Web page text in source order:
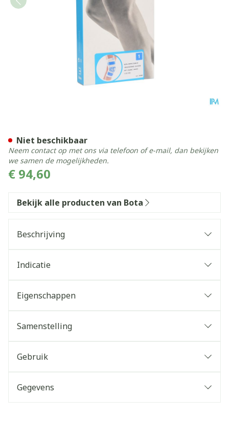
€ 94,60
Niet beschikbaar
Neem contact op met ons via telefoon of e-mail, dan bekijken
we samen de mogelijkheden.
Bekijk alle producten van Bota
Beschrijving
Indicatie
Eigenschappen
Samenstelling
Gebruik
Gegevens